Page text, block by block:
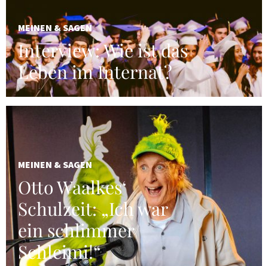
MEINEN & SAGEN
Interview: Wie ist das
Leben im Internat?
MEINEN & SAGEN
Otto Waalkes‘
Schulzeit: „Ich war
ein schlimmer
Schleimi!“